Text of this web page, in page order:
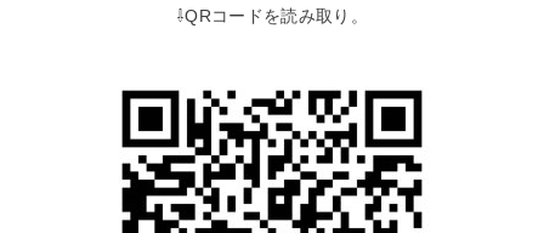
⇩QRコードを読み取り。